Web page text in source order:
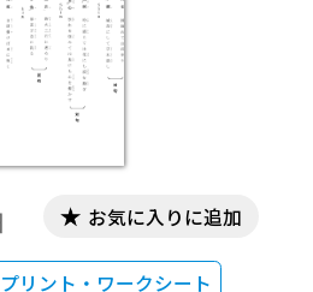
リント・ワークシート
お気に入りに追加